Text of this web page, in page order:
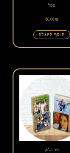
ספל
30.00 ₪
הוסף לעגלה
פור בלוק